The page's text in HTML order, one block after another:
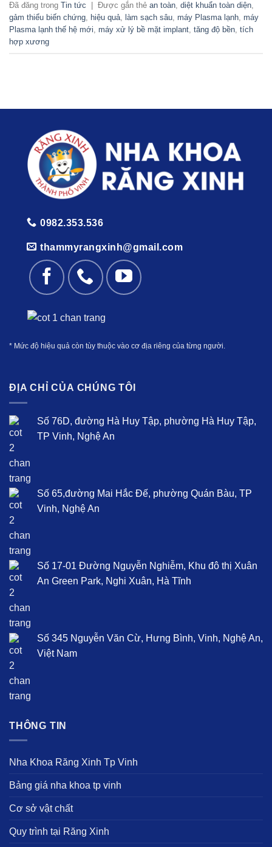
Đã đăng trong Tin tức Được gắn thẻ an toàn, diệt khuẩn toàn diện,
gảm thiểu biến chứng, hiệu quả, làm sạch sâu, máy Plasma lạnh, máy
Plasma lạnh thế hệ mới, máy xử lý bề mặt implant, tăng độ bền, tích
hợp xương
0982.353.536
thammyrangxinh@gmail.com
* Mức độ hiệu quả còn tùy thuộc vào cơ địa riêng của từng người.
ĐỊA CHỈ CỦA CHÚNG TÔI
Số 76D, đường Hà Huy Tập, phường Hà Huy Tập,
TP Vinh, Nghệ An
Số 65,đường Mai Hắc Đế, phường Quán Bàu, TP
Vinh, Nghệ An
Số 17-01 Đường Nguyễn Nghiễm, Khu đô thị Xuân
An Green Park, Nghi Xuân, Hà Tĩnh
Số 345 Nguyễn Văn Cừ, Hưng Bình, Vinh, Nghệ An,
Việt Nam
THÔNG TIN
Nha Khoa Răng Xinh Tp Vinh
Bảng giá nha khoa tp vinh
Cơ sở vật chất
Quy trình tại Răng Xinh